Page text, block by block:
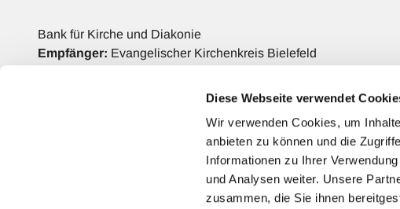
Diese Webseite verwendet
Wir verwenden Cookies, um
anbieten zu können und die
Informationen zu Ihrer
und Analysen weiter. Unsere
zusammen, die Sie ihnen
Bank für Kirche und Diakonie
Empfänger: Evangelischer Kirchenkreis Bielefeld